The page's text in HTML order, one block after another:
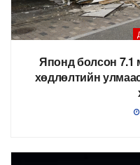
Японд болсон 7.1
хөдлөлтийн